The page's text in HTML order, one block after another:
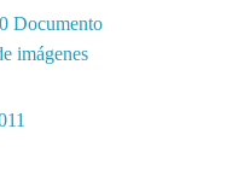
Documento
imágenes